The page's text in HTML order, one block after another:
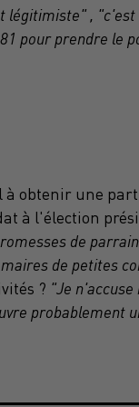
légitimiste" ,
pour prendre le
obtenir une
à l'élection
de
de petites
? "Je
probablement